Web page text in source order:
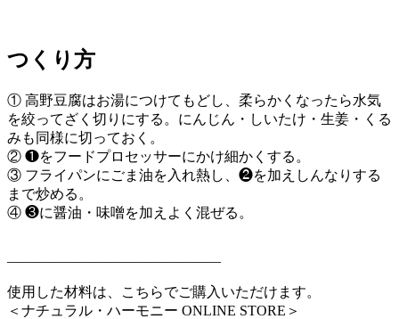
つくり方
① 高野豆腐はお湯につけてもどし、柔らかくなったら水気
を絞ってざく切りにする。にんじん・しいたけ・生姜・くる
みも同様に切っておく。
② ❶をフードプロセッサーにかけ細かくする。
③ フライパンにごま油を入れ熱し、❷を加えしんなりする
まで炒める。
④ ❸に醤油・味噌を加えよく混ぜる。
———————————————
使用した材料は、こちらでご購入いただけます。
＜ナチュラル・ハーモニー ONLINE STORE＞